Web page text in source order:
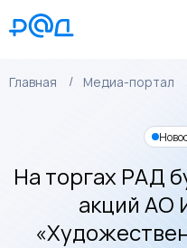
Главная Медиа-портал
На торгах РАД
акций АО